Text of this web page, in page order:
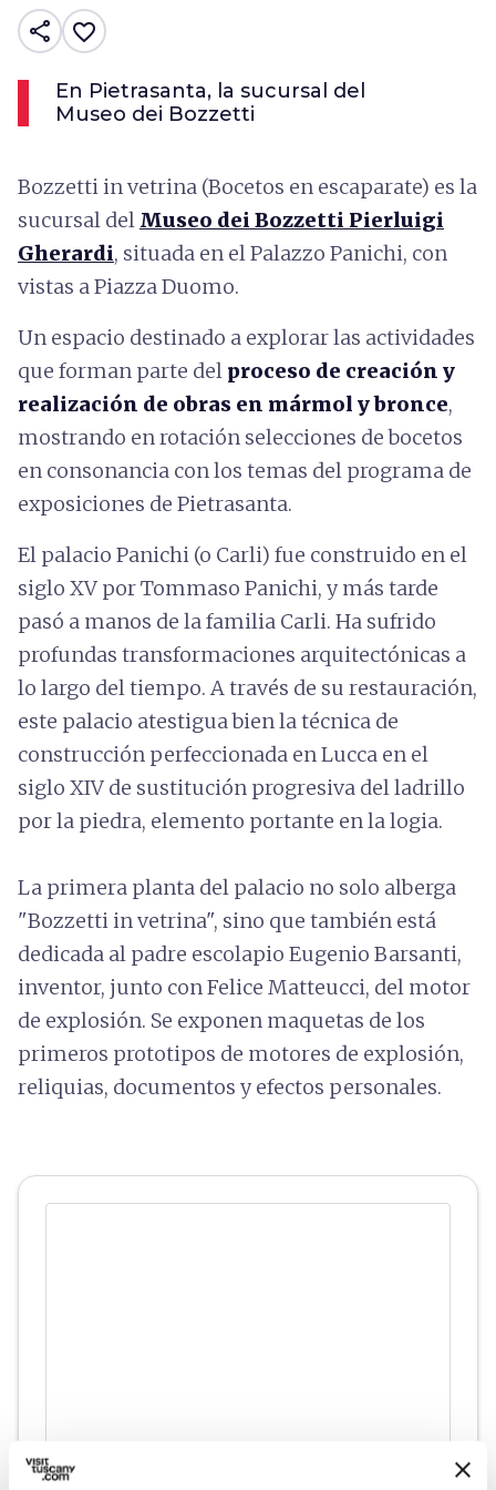
share favorite_border
En Pietrasanta, la sucursal del
Museo dei Bozzetti
Bozzetti in vetrina (Bocetos en escaparate) es la
sucursal del Museo dei Bozzetti Pierluigi
Gherardi, situada en el Palazzo Panichi, con
vistas a Piazza Duomo.
Un espacio destinado a explorar las actividades
que forman parte del proceso de creación y
realización de obras en mármol y bronce,
mostrando en rotación selecciones de bocetos
en consonancia con los temas del programa de
exposiciones de Pietrasanta.
El palacio Panichi (o Carli) fue construido en el
siglo XV por Tommaso Panichi, y más tarde
pasó a manos de la familia Carli. Ha sufrido
profundas transformaciones arquitectónicas a
lo largo del tiempo. A través de su restauración,
este palacio atestigua bien la técnica de
construcción perfeccionada en Lucca en el
siglo XIV de sustitución progresiva del ladrillo
por la piedra, elemento portante en la logia.
La primera planta del palacio no solo alberga
"Bozzetti in vetrina", sino que también está
dedicada al padre escolapio Eugenio Barsanti,
inventor, junto con Felice Matteucci, del motor
de explosión. Se exponen maquetas de los
primeros prototipos de motores de explosión,
reliquias, documentos y efectos personales.